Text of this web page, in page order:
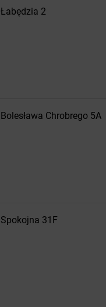
Łabędzia 2
Bolesława Chrobrego 5A
Spokojna 31F